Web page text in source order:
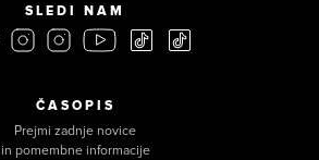
SLEDI NAM
ČASOPIS
Prejmi zadnje novice
in pomembne informacije